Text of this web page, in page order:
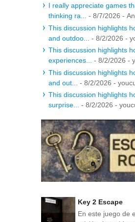
I really appreciate games
thinking ra...
- 8/7/2026 -
This discussion highlights
and outdoo...
- 8/2/2026 -
This discussion highlights
experiences...
- 8/2/2026 -
This discussion highlights
and out...
- 8/2/2026 -
This discussion highlights
surprise...
- 8/2/2026 -
Key 2 Escape
En este juego de